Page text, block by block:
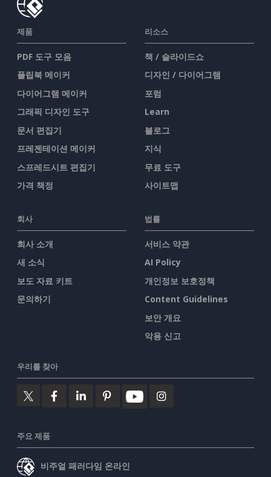
제품
PDF 도구 모음
플립북 메이커
다이어그램 메이커
그래픽 디자인 도구
문서 편집기
프레젠테이션 메이커
스프레드시트 편집기
가격 책정
리소스
책 / 슬라이드쇼
디자인 / 다이어그램
포럼
Learn
블로그
지식
무료 도구
사이트맵
회사
회사 소개
새 소식
보도 자료 키트
문의하기
법률
서비스 약관
AI Policy
개인정보 보호정책
Content Guidelines
보안 개요
악용 신고
우리를 찾아
주요 제품
비주얼 패러다임 온라인